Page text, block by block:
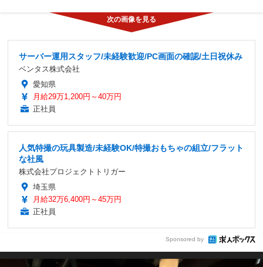
サーバー運用スタッフ/未経験歓迎/PC画面の確認/土日祝休み
ベンタス株式会社
愛知県
月給29万1,200円～40万円
正社員
人気特撮の玩具製造/未経験OK/特撮おもちゃの組立/フラット
な社風
株式会社プロジェクトトリガー
埼玉県
月給32万6,400円～45万円
正社員
Sponsored by